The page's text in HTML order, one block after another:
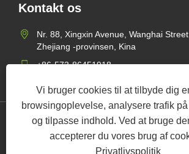
Vi bruger cookies til at tilbyde dig
browsingoplevelse, analysere trafik
og tilpasse indhold. Ved at bruge
accepterer du vores brug af
Privatlivspolitik
Kontakt os
Nr. 88, Xingxin Avenue, Wanghai
Zhejiang -provinsen, Kina
+86-573-86451918